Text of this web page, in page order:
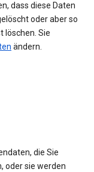
dass diese Daten
oder aber so
löschen. Sie
ändern.
die Sie
oder sie werden